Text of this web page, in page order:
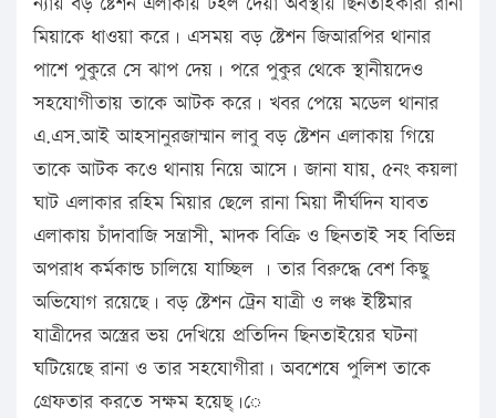
মিয়াকে ধাওয়া করে। এসময় বড় ষ্টেশন জিআরপির থানার
পাশে পুকুরে সে ঝাপ দেয়। পরে পুকুর থেকে স্থানীয়দেও
সহযোগীতায় তাকে আটক করে। খবর পেয়ে মডেল থানার
এ.এস.আই আহসানুরজাম্মান লাবু বড় ষ্টেশন এলাকায় গিয়ে
তাকে আটক কওে থানায় নিয়ে আসে। জানা যায়, ৫নং কয়লা
ঘাট এলাকার রহিম মিয়ার ছেলে রানা মিয়া র্দীর্ঘদিন যাবত
এলাকায় চাঁদাবাজি সন্ত্রাসী, মাদক বিক্রি ও ছিনতাই সহ বিভিন্ন
অপরাধ কর্মকান্ড চালিয়ে যাচ্ছিল । তার বিরুদ্ধে বেশ কিছু
অভিযোগ রয়েছে। বড় ষ্টেশন ট্রেন যাত্রী ও লঞ্চ ইষ্টিমার
যাত্রীদের অস্ত্রের ভয় দেখিয়ে প্রতিদিন ছিনতাইয়ের ঘটনা
ঘটিয়েছে রানা ও তার সহযোগীরা। অবশেষে পুলিশ তাকে
গ্রেফতার করতে সক্ষম হয়েছ্।ে